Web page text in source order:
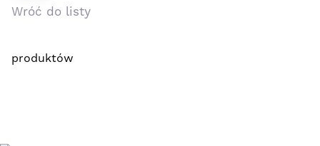
Wróć do listy
produktów